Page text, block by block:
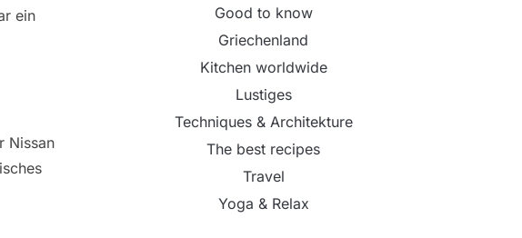
ein
Nissan
Good to know
Griechenland
Kitchen worldwide
Lustiges
Techniques & Architekture
The best recipes
Travel
Yoga & Relax